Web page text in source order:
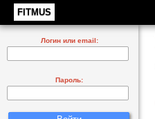
FITMUS
Логин или email:
Пароль: